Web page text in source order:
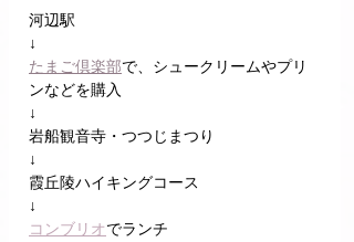
河辺駅
↓
たまご倶楽部で、シュークリームやプリ
ンなどを購入
↓
岩船観音寺・つつじまつり
↓
霞丘陵ハイキングコース
↓
コンブリオでランチ